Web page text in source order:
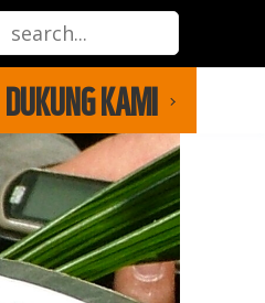
DUKUNG KAMI